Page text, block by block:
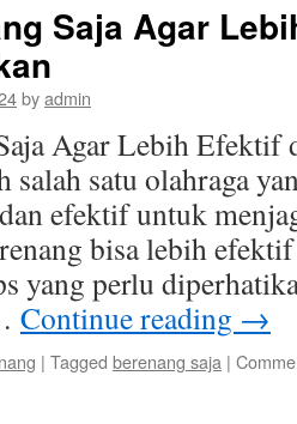
Saja Agar
byadmin
Agar Lebih Efektif
salah satu olahraga
efektif untuk
bisa lebih
yang perlu
Continue reading →
| Tagged berenang saja |